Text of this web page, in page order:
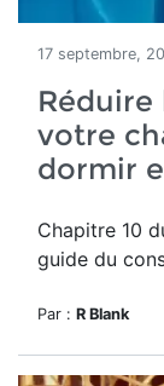
17 septembre,
votre
dormir
Chapitre 10
guide du
Par : R Blank